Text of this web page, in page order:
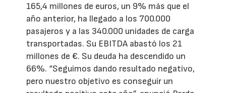
165,4 millones de euros, un 9% más que el
año anterior, ha llegado a los 700.000
pasajeros y a las 340.000 unidades de carga
transportadas. Su EBITDA abastó los 21
millones de €. Su deuda ha descendido un
66%. “Seguimos dando resultado negativo,
pero nuestro objetivo es conseguir un